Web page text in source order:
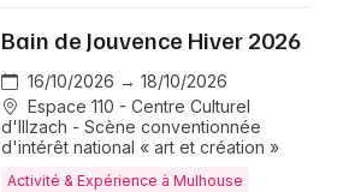
Bain de Jouvence Hiver 2026
16/10/2026 → 18/10/2026
Espace 110 - Centre Culturel
d'Illzach - Scène conventionnée
d'intérêt national « art et création »
Activité & Expérience à Mulhouse